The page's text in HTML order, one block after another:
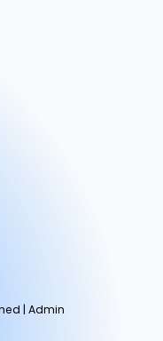
| Admin